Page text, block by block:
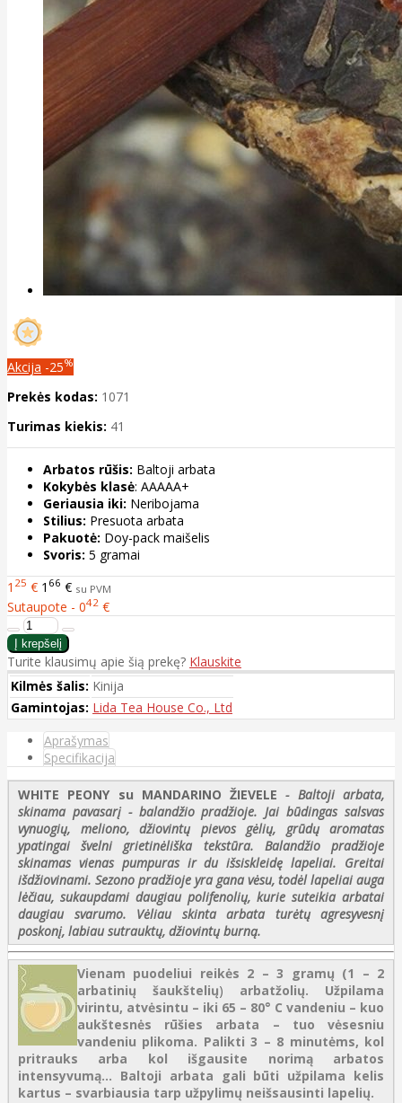
Akcija -25%
Prekės kodas: 1071
Turimas kiekis: 41
Arbatos rūšis: Baltoji arbata
Kokybės klasė: AAAAA+
Geriausia iki: Neribojama
Stilius: Presuota arbata
Pakuotė: Doy-pack maišelis
Svoris: 5 gramai
1 25 € 1 66 € su PVM
Sutaupote - 042 €
Turite klausimų apie šią prekę? Klauskite
Kilmės šalis: Kinija
Gamintojas: Lida Tea House Co., Ltd
Aprašymas
Specifikacija
WHITE PEONY su MANDARINO ŽIEVELE- Baltoji arbata,
skinama pavasarį - balandžio pradžioje. Jai būdingas salsvas
vynuogių, meliono, džiovintų pievos gėlių, grūdų aromatas
ypatingai švelni grietinėliška tekstūra. Balandžio pradžioje
skinamas vienas pumpuras ir du išsiskleidę lapeliai. Greitai
išdžiovinami. Sezono pradžioje yra gana vėsu, todėl lapeliai auga
lėčiau, sukaupdami daugiau polifenolių, kurie suteikia arbatai
daugiau svarumo. Vėliau skinta arbata turėtų agresyvesnį
poskonį, labiau sutrauktų, džiovintų burną.
Vienam puodeliui reikės 2 – 3 gramų (1 – 2
arbatinių šaukštelių) arbatžolių. Užpilama
virintu, atvėsintu – iki 65 – 80° C vandeniu – kuo
aukštesnės rūšies arbata – tuo vėsesniu
vandeniu plikoma. Palikti 3 – 8 minutėms, kol
pritrauks arba kol išgausite norimą arbatos
intensyvumą... Baltoji arbata gali būti užpilama kelis
kartus – svarbiausia tarp užpylimų neišsausinti lapelių.